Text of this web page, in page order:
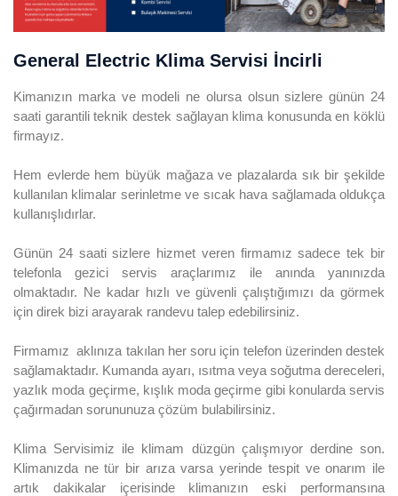
General Electric Klima Servisi İncirli
Kimanızın marka ve modeli ne olursa olsun sizlere günün 24
saati garantili teknik destek sağlayan klima konusunda en köklü
firmayız.
Hem evlerde hem büyük mağaza ve plazalarda sık bir şekilde
kullanılan klimalar serinletme ve sıcak hava sağlamada oldukça
kullanışlıdırlar.
Günün 24 saati sizlere hizmet veren firmamız sadece tek bir
telefonla gezici servis araçlarımız ile anında yanınızda
olmaktadır. Ne kadar hızlı ve güvenli çalıştığımızı da görmek
için direk bizi arayarak randevu talep edebilirsiniz.
Firmamız aklınıza takılan her soru için telefon üzerinden destek
sağlamaktadır. Kumanda ayarı, ısıtma veya soğutma dereceleri,
yazlık moda geçirme, kışlık moda geçirme gibi konularda servis
çağırmadan sorununuza çözüm bulabilirsiniz.
Klima Servisimiz ile klimam düzgün çalışmıyor derdine son.
Klimanızda ne tür bir arıza varsa yerinde tespit ve onarım ile
artık dakikalar içerisinde klimanızın eski performansına